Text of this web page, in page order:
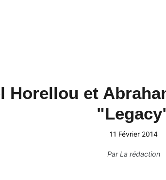
Horellou et
11 Février 2014
ParLa rédaction